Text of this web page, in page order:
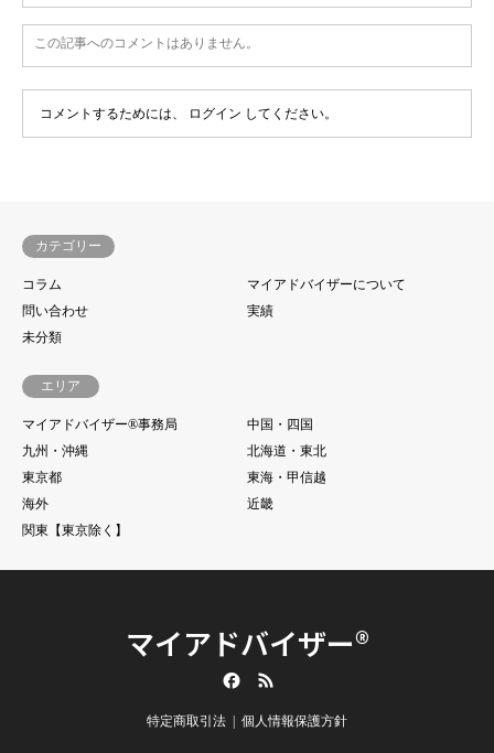
この記事へのコメントはありません。
コメントするためには、 ログイン してください。
カテゴリー
コラム
マイアドバイザーについて
問い合わせ
実績
未分類
エリア
マイアドバイザー®事務局
中国・四国
九州・沖縄
北海道・東北
東京都
東海・甲信越
海外
近畿
関東【東京除く】
マイアドバイザー®
特定商取引法 個人情報保護方針